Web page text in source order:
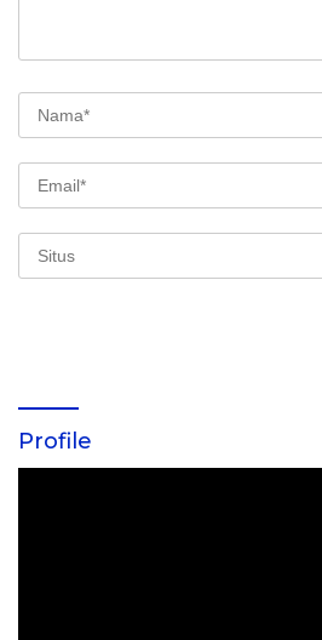
Profile